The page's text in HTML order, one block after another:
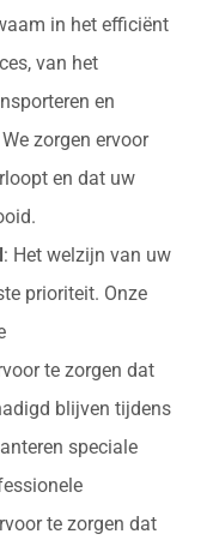
in het efficiënt
van het
en
zorgen ervoor
en dat uw
: Het welzijn van uw
prioriteit. Onze
te zorgen dat
blijven tijdens
speciale
te zorgen dat